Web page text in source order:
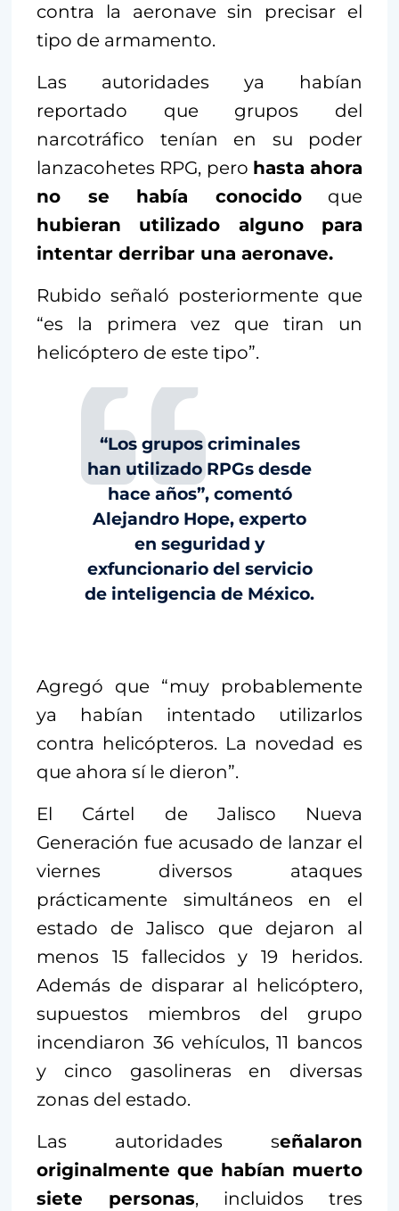
contra la aeronave sin precisar el
tipo de armamento.
Las autoridades ya habían
reportado que grupos del
narcotráfico tenían en su poder
lanzacohetes RPG, pero hasta ahora
no se había conocidoque
hubieran utilizado alguno para
intentar derribar una aeronave.
Rubido señaló posteriormente que
“es la primera vez que tiran un
helicóptero de este tipo”.
“Los grupos criminales
han utilizado RPGs desde
hace años”, comentó
Alejandro Hope, experto
en seguridad y
exfuncionario del servicio
de inteligencia de México.
Agregó que “muy probablemente
ya habían intentado utilizarlos
contra helicópteros. La novedad es
que ahora sí le dieron”.
El Cártel de Jalisco Nueva
Generación fue acusado de lanzar el
viernes diversos ataques
prácticamente simultáneos en el
estado de Jalisco que dejaron al
menos 15 fallecidos y 19 heridos.
Además de disparar al helicóptero,
supuestos miembros del grupo
incendiaron 36 vehículos, 11 bancos
y cinco gasolineras en diversas
zonas del estado.
Las autoridades señalaron
originalmente que habían muerto
siete personas, incluidos tres